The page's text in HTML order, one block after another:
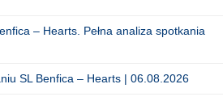
– Hearts. Pełna analiza spotkania
SL Benfica – Hearts | 06.08.2026